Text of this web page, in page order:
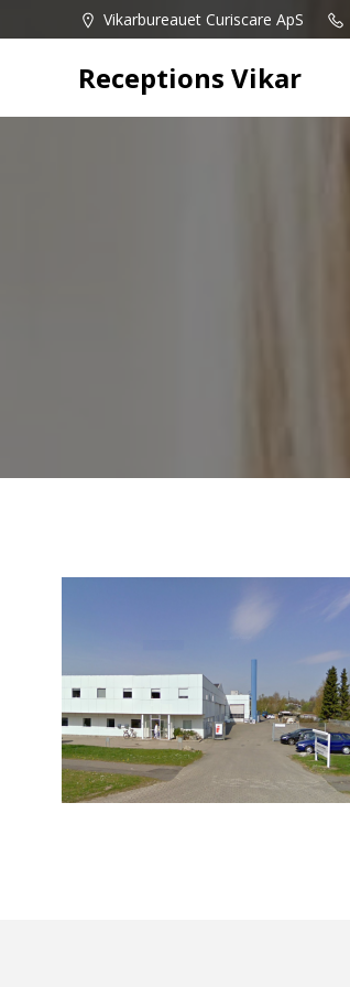
til
Vikarbureauet Curiscare ApS
Receptions Vikar